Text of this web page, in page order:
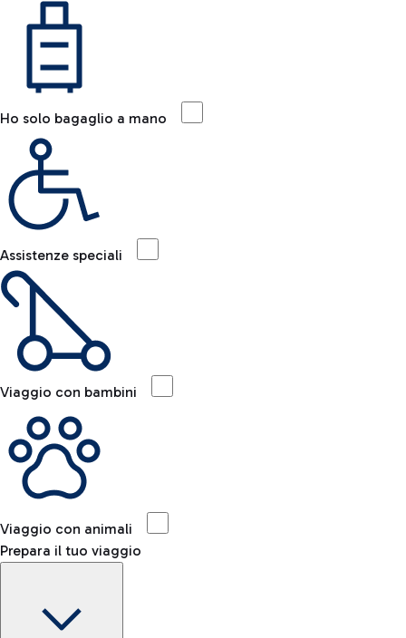
Ho solo bagaglio a mano
Assistenze speciali
Viaggio con bambini
Viaggio con animali
Prepara il tuo viaggio